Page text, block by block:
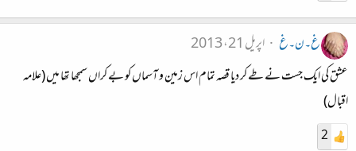
غ۔ن۔غ
اپریل 21، 2013
عشق کی ایک جست نے طے کر دیا قصہ تمام اس زمین و آسماں کو بے کراں سمجھا تھا میں (علامہ
اقبال)
2